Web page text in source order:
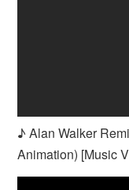
♪ Alan Walker
Animation) [Music